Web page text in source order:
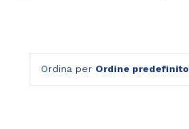
Ordina per Ordine predefinito